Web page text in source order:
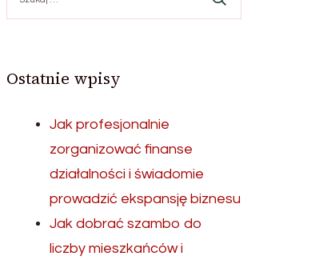
Ostatnie wpisy
Jak profesjonalnie
zorganizować finanse
działalności i świadomie
prowadzić ekspansję biznesu
Jak dobrać szambo do
liczby mieszkańców i